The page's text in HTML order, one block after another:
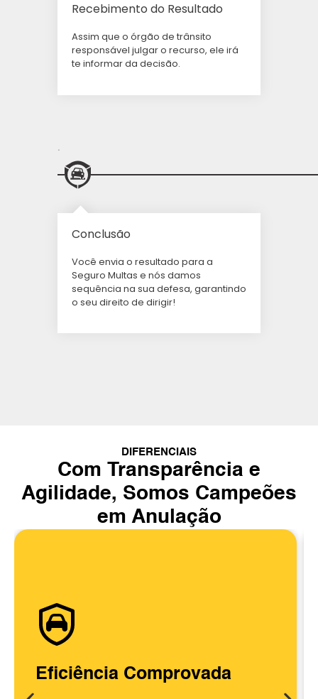
Recebimento do Resultado
Assim que o órgão de trânsito
responsável julgar o recurso, ele irá
te informar da decisão.
.
Conclusão
Você envia o resultado para a
Seguro Multas e nós damos
sequência na sua defesa, garantindo
o seu direito de dirigir!
DIFERENCIAIS
Com Transparência e
Agilidade, Somos Campeões
em Anulação
Eficiência Comprovada